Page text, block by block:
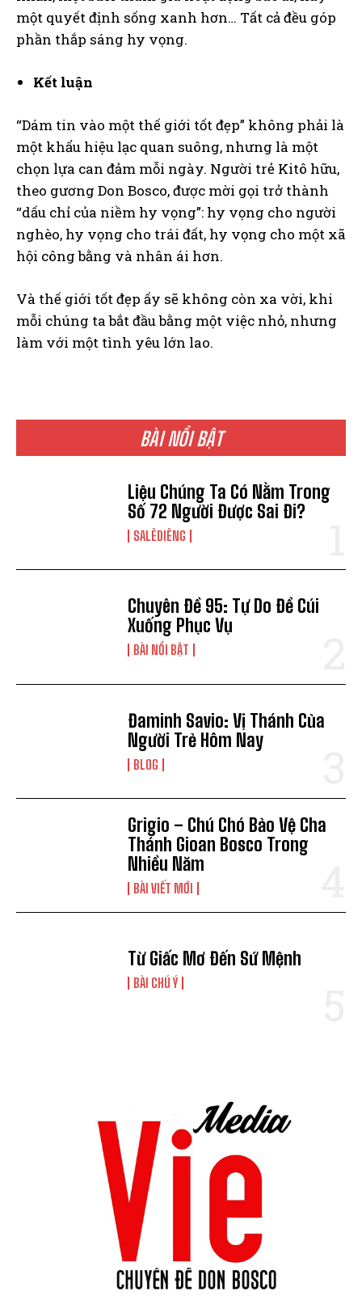
BÀI NỔI BẬT
Liệu Chúng Ta Có Nằm Trong
Số 72 Người Được Sai Đi?
SALÊDIÊNG
Chuyên Đề 95: Tự Do Để Cúi
Xuống Phục Vụ
BÀI NỔI BẬT
Đaminh Savio: Vị Thánh Của
Người Trẻ Hôm Nay
BLOG
Grigio – Chú Chó Bảo Vệ Cha
Thánh Gioan Bosco Trong
Nhiều Năm
BÀI VIẾT MỚI
Từ Giấc Mơ Đến Sứ Mệnh
BÀI CHÚ Ý
một quyết định sống xanh hơn… Tất cả đều góp
phần thắp sáng hy vọng.
Kết luận
“Dám tin vào một thế giới tốt đẹp” không phải là
một khẩu hiệu lạc quan suông, nhưng là một
chọn lựa can đảm mỗi ngày. Người trẻ Kitô hữu,
theo gương Don Bosco, được mời gọi trở thành
“dấu chỉ của niềm hy vọng”: hy vọng cho người
nghèo, hy vọng cho trái đất, hy vọng cho một xã
hội công bằng và nhân ái hơn.
Và thế giới tốt đẹp ấy sẽ không còn xa vời, khi
mỗi chúng ta bắt đầu bằng một việc nhỏ, nhưng
làm với một tình yêu lớn lao.